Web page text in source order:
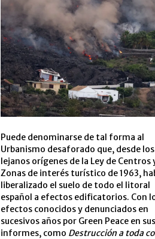
Puede denominarse de tal forma al
Urbanismo desaforado que, desde los
lejanos orígenes de la Ley de Centros
Zonas de interés turístico de 1963,
liberalizado el suelo de todo el litoral
español a efectos edificatorios. Con
efectos conocidos y denunciados en
sucesivos años por Green Peace en sus
informes, como Destrucción a toda